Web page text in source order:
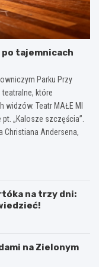
po tajemnicach
Parku Przy
które
Teatr MAŁE MI
„Kalosze szczęścia”.
Christiana Andersena,
na trzy dni:
na Zielonym